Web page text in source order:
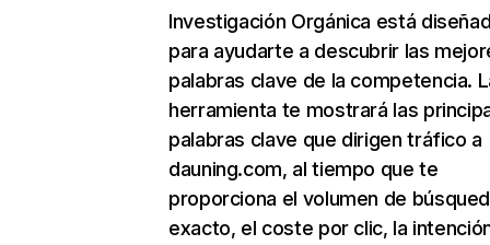
Investigación Orgánica está
para ayudarte a descubrir las
palabras clave de la competencia.
herramienta te mostrará las
palabras clave que dirigen tráfico a
dauning.com, al tiempo que te
proporciona el volumen de
exacto, el coste por clic, la